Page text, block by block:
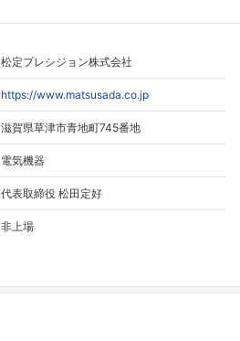
松定プレシジョン株式会社
https://www.matsusada.co.jp
滋賀県草津市青地町745番地
電気機器
代表取締役 松田定好
非上場